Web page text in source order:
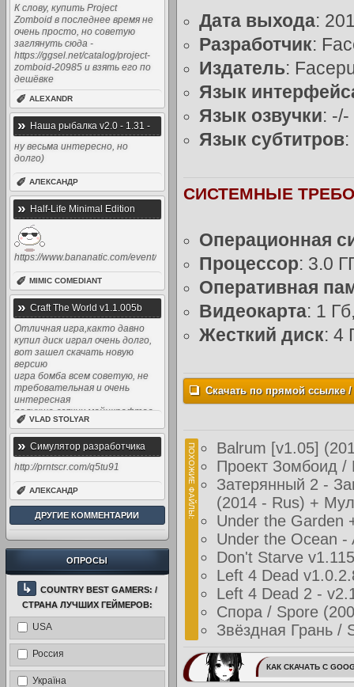
Дата выхода:
Разработчик:
Издатель:
Язык
Язык озвучки: -/-
Язык субтитров
СИСТЕМНЫЕ
Операционная
Процессор: 3.0
Оперативная
Видеокарта: 1
Жесткий диск: 4
Скачать по прямой ссылке /
ПОХОЖИЕ ФАЙЛЫ:
Balrum [v1.05]
Проект Зомбоид /
Затерянный 2 -
(2014 - Rus) +
Under the Garden
Under the Ocean -
Don't Starve
Left 4 Dead
Left 4 Dead 2 -
Спора / Spore
Звёздная Грань /
КАК СКАЧАТЬ С
Zomboid v32.24 (2013) [Rus / Eng
/ Multi]
К слову, купить Project
Zomboid в последнее время не
очень просто, но советую
заглянуть сюда -
https://ggsel.net/catalog/project-
zomboid-20985 и взять его по
дешёвке
✐ ALEXANDR
» Наша рыбалка v2.0 - 1.31 -
Симулятор рыбалки (2015 -
2014, Rus)
ну весьма интересно, но
долго)
✐ АЛЕКСАНДР
» Half-Life Minimal Edition
https://www.bananatic.com/event/
✐ MIMIC COMEDIANT
» Craft The World v1.1.005b
(2014) [Rus / Eng]
Отличная игра,както давно
купил диск играл очень долго,
вот зашел скачать новую
версию
игра бомба всем советую, не
требовательная и очень
интересная
получше всяких майнкрафтов
✐ VLAD STOLYAR
» Симулятор разработчика
игр / Game Dev Tycoon v1.5.12
(2013) [Rus / UA / Eng] +
редактор
http://prntscr.com/q5tu91
✐ АЛЕКСАНДР
ДРУГИЕ КОММЕНТАРИИ
ОПРОСЫ
↳
COUNTRY BEST GAMERS: /
СТРАНА ЛУЧШИХ ГЕЙМЕРОВ:
USA
Россия
Україна